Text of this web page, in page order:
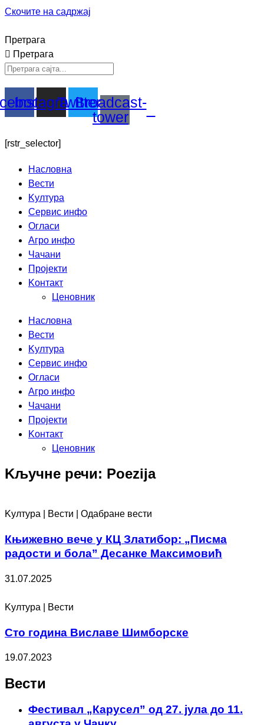
Скочите на садржај
Претрага
Претрага
InstagramTwitter
Broadcast-
tower
[rstr_selector]
Насловна
Вести
Kултура
Сервис инфо
Огласи
Агро инфо
Чачани
Пројекти
Kонтакт
Ценовник
Насловна
Вести
Kултура
Сервис инфо
Огласи
Агро инфо
Чачани
Пројекти
Kонтакт
Ценовник
Kључне речи: Poezija
Kултура | Вести | Одабране вести
Књижевно вече у КЦ Златибор: „Писма
радости и бола” Десанке Максимовић
31.07.2025
Kултура | Вести
Сто година Виславе Шимборске
19.07.2023
Вести
Фестивал „Карусел” од 27. јула до 11.